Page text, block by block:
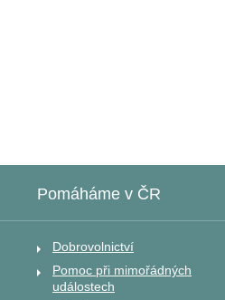
Pomáháme v ČR
Dobrovolnictví
Pomoc při mimořádných
událostech